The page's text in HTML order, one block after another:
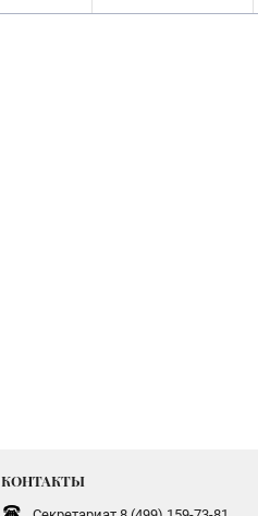
КОНТАКТЫ